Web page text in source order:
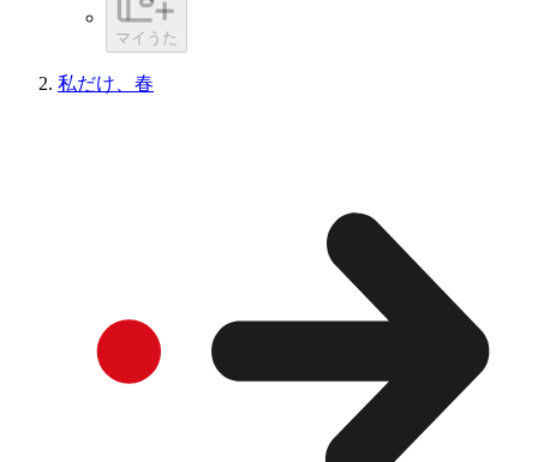
マイうた
私だけ、春